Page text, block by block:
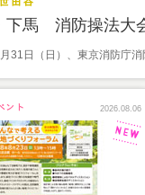
下馬 消防操法大
31日（日）、東京消防庁
2026.08.06